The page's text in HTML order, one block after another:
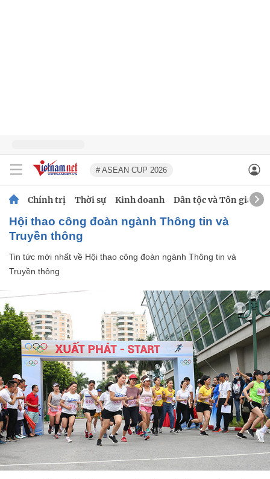
# ASEAN CUP 2026
Chính trị Thời sự Kinh doanh Dân tộc và Tôn giáo
Hội thao công đoàn ngành Thông tin và
Truyền thông
Tin tức mới nhất về Hội thao công đoàn ngành Thông tin và
Truyền thông